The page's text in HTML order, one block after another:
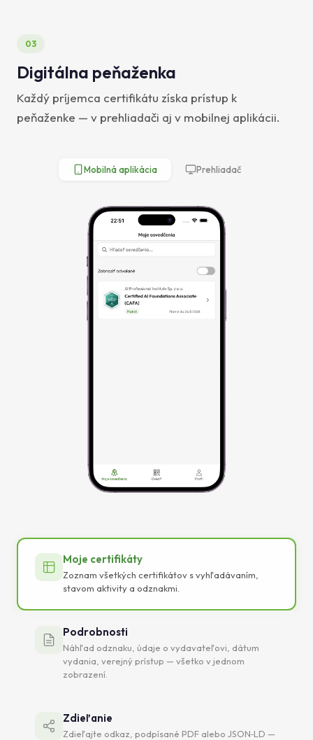
03
Digitálna peňaženka
Každý príjemca certifikátu získa prístup k
peňaženke — v prehliadači aj v mobilnej aplikácii.
Mobilná aplikácia Prehliadač
Moje certifikáty
Zoznam všetkých certifikátov s vyhľadávaním,
stavom aktivity a odznakmi.
Podrobnosti
Náhľad odznaku, údaje o vydavateľovi, dátum
vydania, verejný prístup — všetko v jednom
zobrazení.
Zdieľanie
Zdieľajte odkaz, podpísané PDF alebo JSON‑LD —